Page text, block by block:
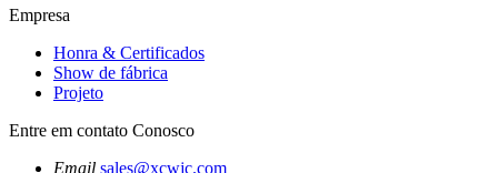
Empresa
Honra & Certificados
Show de fábrica
Projeto
Entre em contato Conosco
Email sales@xcwjc.com